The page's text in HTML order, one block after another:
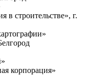
в строительстве», г.
корпорация»